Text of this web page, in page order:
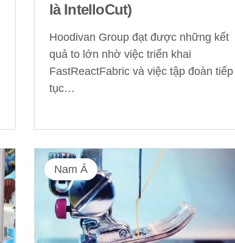
là IntelloCut)
Hoodivan Group đạt được những kết
quả to lớn nhờ việc triển khai
FastReactFabric và việc tập đoàn tiếp
tục…
Nam Á